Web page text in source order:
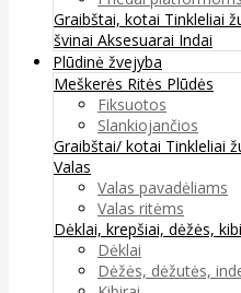
Graibštai, kotai Tinkleliai
švinai Aksesuarai Indai
Plūdinė žvejyba
Meškerės Ritės Plūdės
Fiksuotos
Slankiojančios
Graibštai/ kotai Tinkleliai
Valas
Valas pavadėliams
Valas ritėms
Dėklai, krepšiai, dėžės,
Dėklai
Dėžės, dėžutės,